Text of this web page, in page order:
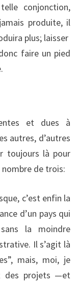
conjonction,
produite, il
plus; laisser
faire un pied
et dues à
autres, d’autres
toujours là pour
de trois:
c’est enfin la
d’un pays qui
la moindre
Il s’agit là
mais, moi, je
des projets —et